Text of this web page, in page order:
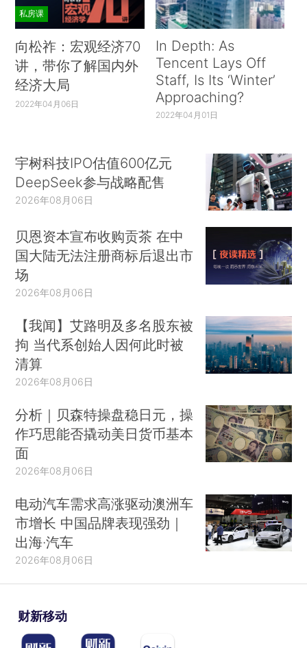
私房课
向松祚：宏观经济70
讲，带你了解国内外
经济大局
2022年04月06日
In Depth: As
Tencent Lays Off
Staff, Is Its ‘Winter’
Approaching?
2022年04月01日
宇树科技IPO估值600亿元
DeepSeek参与战略配售
2026年08月06日
贝恩资本宣布收购贡茶 在中
国大陆无法注册商标后退出市
场
2026年08月06日
【我闻】艾路明及多名股东被
拘 当代系创始人因何此时被
清算
2026年08月06日
分析｜贝森特操盘稳日元，操
作巧思能否撬动美日货币基本
面
2026年08月06日
电动汽车需求高涨驱动澳洲车
市增长 中国品牌表现强劲｜
出海·汽车
2026年08月06日
财新移动